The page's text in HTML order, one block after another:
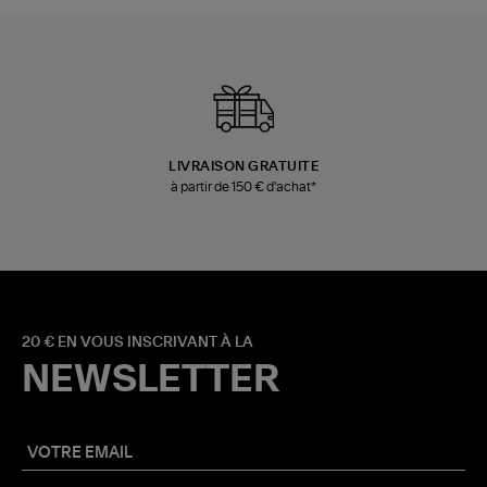
LIVRAISON GRATUITE
à partir de 150 € d'achat*
20 € EN VOUS INSCRIVANT À LA
NEWSLETTER